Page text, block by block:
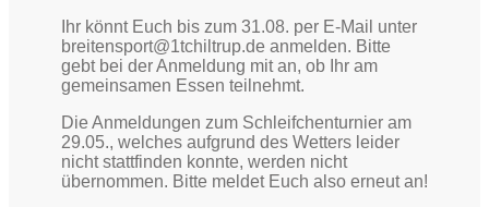
Ihr könnt Euch bis zum 31.08. per E-Mail unter
breitensport@1tchiltrup.de anmelden. Bitte
gebt bei der Anmeldung mit an, ob Ihr am
gemeinsamen Essen teilnehmt.
Die Anmeldungen zum Schleifchenturnier am
29.05., welches aufgrund des Wetters leider
nicht stattfinden konnte, werden nicht
übernommen. Bitte meldet Euch also erneut an!